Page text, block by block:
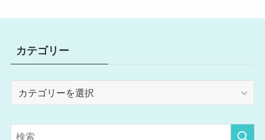
カテゴリー
リ